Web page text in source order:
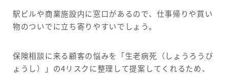
駅ビルや商業施設内に窓口があるので、仕事帰りや買い
物のついでに立ち寄りやすいでしょう。
保険相談に来る顧客の悩みを「生老病死（しょうろうび
ょうし）」の4リスクに整理して提案してくれるため、